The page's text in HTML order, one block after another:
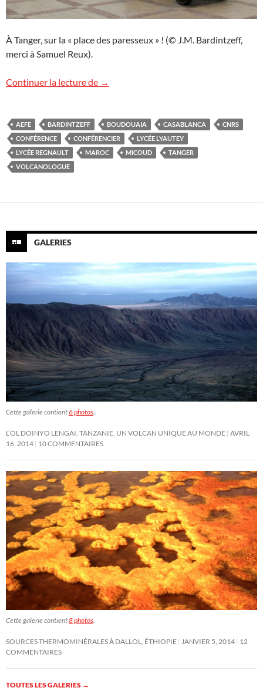
À Tanger, sur la « place des paresseux » ! (© J.M. Bardintzeff,
merci à Samuel Reux).
Continuer la lecture de Cycle de conférences au Maroc
→
AEFE BARDINTZEFF BOUDOUAIA CASABLANCA
CNRS
CONFÉRENCE
CONFÉRENCIER
LYCÉE LYAUTEY
LYCÉE REGNAULT
MAROC MICOUD
TANGER
VOLCANOLOGUE
GALERIES
Cette galerie contient6 photos.
L’OL DOINYO LENGAI, TANZANIE, UN VOLCAN UNIQUE AU MONDE AVRIL
16, 2014 10 COMMENTAIRES
Cette galerie contient8 photos.
SOURCES THERMOMINÉRALES À DALLOL, ÉTHIOPIE JANVIER 5, 2014 12
COMMENTAIRES
TOUTES LES GALERIES →